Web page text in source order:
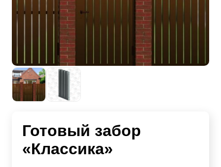
Готовый забор
«Классика»